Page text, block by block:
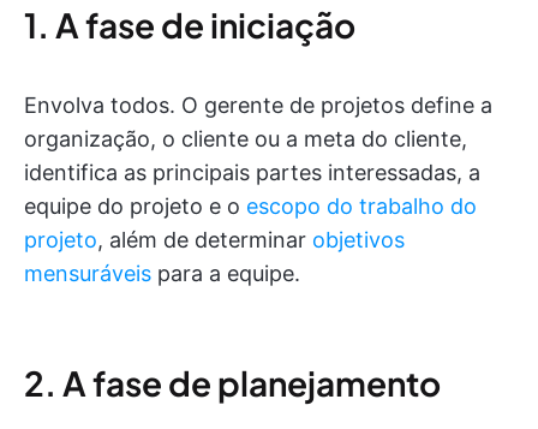
1. A fase de iniciação
Envolva todos. O gerente de projetos define a
organização, o cliente ou a meta do cliente,
identifica as principais partes interessadas, a
equipe do projeto e o escopo do trabalho do
projeto, além de determinar objetivos
mensuráveis para a equipe.
2. A fase de planejamento